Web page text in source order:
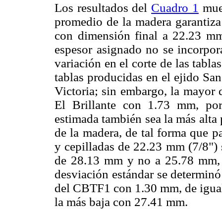
Los resultados del Cuadro 1
promedio de la madera
con dimensión final a 22.23
espesor asignado no se
variación en el corte de las
tablas producidas en el ejido
Victoria; sin embargo, la mayor
El Brillante con 1.73 mm,
estimada también sea la más
de la madera, de tal forma que
y cepilladas de 22.23 mm (7/8")
de 28.13 mm y no a 25.78
desviación estándar se
del CBTF1 con 1.30 mm, de
la más baja con 27.41 mm.